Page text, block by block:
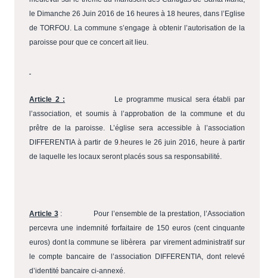
le Dimanche 26 Juin 2016 de 16 heures à 18 heures, dans l’Eglise
de TORFOU. La commune s’engage à obtenir l’autorisation de la
paroisse pour que ce concert ait lieu.
Article 2 :
Le programme musical sera établi par
l’association, et soumis à l’approbation de la commune et du
prêtre de la paroisse. L’église sera accessible à l’association
DIFFERENTIA à partir de 9.heures le 26 juin 2016, heure à partir
de laquelle les locaux seront placés sous sa responsabilité.
Article 3:
Pour l’ensemble de la prestation, l’Association
percevra une indemnité forfaitaire de 150 euros (cent cinquante
euros) dont la commune se libèrera par virement administratif sur
le compte bancaire de l’association DIFFERENTIA, dont relevé
d’identité bancaire ci-annexé.